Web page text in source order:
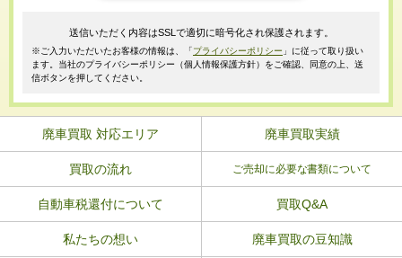
送信いただく内容はSSLで適切に暗号化され保護されます。
※ご入力いただいたお客様の情報は、「 プライバシーポリシー 」に従って取り扱い
ます。当社のプライバシーポリシー（個人情報保護方針）をご確認、同意の上、送
信ボタンを押してください。
廃車買取 対応エリア 廃車買取実績
買取の流れ ご売却に必要な書類について
自動車税還付について 買取Q&A
私たちの想い 廃車買取の豆知識